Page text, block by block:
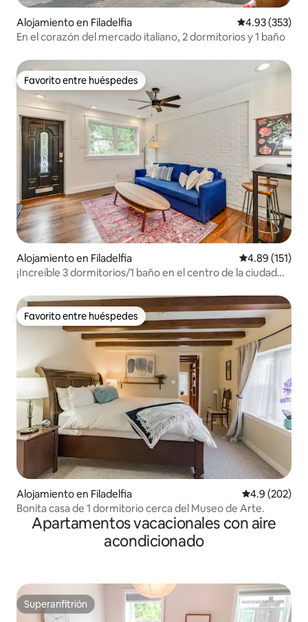
Alojamiento en Filadelfia Calificación
4.93 (353)
En el corazón del mercado italiano, 2 dormitorios y 1 baño
Favorito entre huéspedes
Favorito entre huéspedes
Alojamiento en Filadelfia Calificación
4.89 (151)
¡Increíble 3 dormitorios/1 baño en el centro de la ciudad
Favorito entre huéspedes
Favorito entre huéspedes
Alojamiento en Filadelfia Calificación
4.9 (202)
Bonita casa de 1 dormitorio cerca del Museo de Arte.
Apartamentos vacacionales con aire
acondicionado
Superanfitrión
Superanfitrión